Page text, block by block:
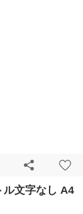
ル文字なし A4